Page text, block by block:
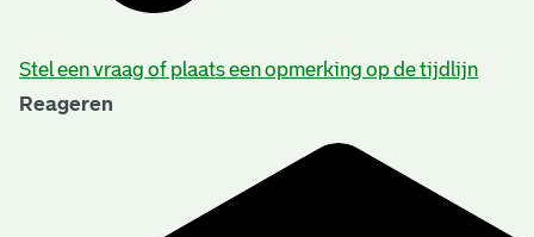
Stel een vraag of plaats een opmerking op de tijdlijn
Reageren